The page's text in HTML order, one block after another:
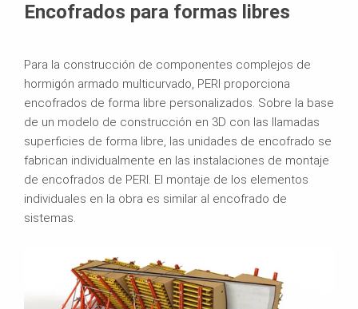
Encofrados para formas libres
Para la construcción de componentes complejos de
hormigón armado multicurvado, PERI proporciona
encofrados de forma libre personalizados. Sobre la base
de un modelo de construcción en 3D con las llamadas
superficies de forma libre, las unidades de encofrado se
fabrican individualmente en las instalaciones de montaje
de encofrados de PERI. El montaje de los elementos
individuales en la obra es similar al encofrado de
sistemas.